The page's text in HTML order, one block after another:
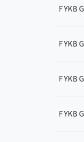
F YKB G
F YKB G
F YKB G
F YKB G